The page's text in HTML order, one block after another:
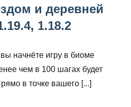
и деревней
1.18.2
начнёте игру в биоме
чем в 100 шагах будет
в точке вашего [...]